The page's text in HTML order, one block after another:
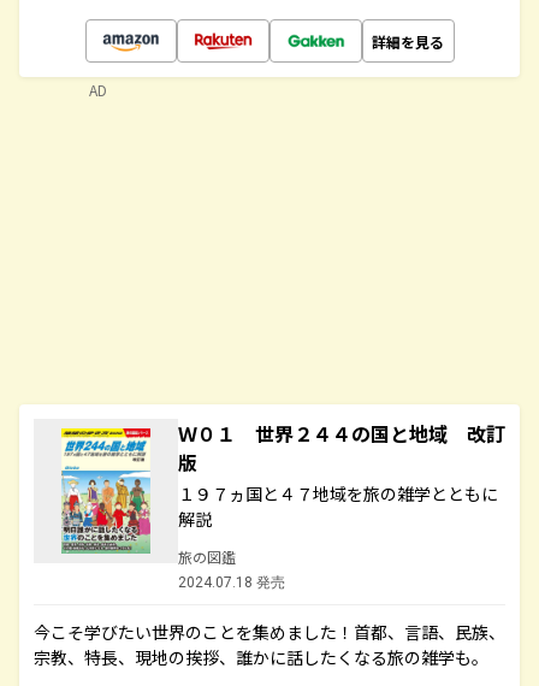
詳細を見る
Ｗ０１ 世界２４４の国と地域 改訂
版
１９７ヵ国と４７地域を旅の雑学とともに
解説
旅の図鑑
2024.07.18 発売
今こそ学びたい世界のことを集めました！首都、言語、民族、
宗教、特長、現地の挨拶、誰かに話したくなる旅の雑学も。
AD